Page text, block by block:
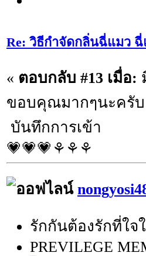
Re: วิธีกำจัดกลิ่นฉี่แมว
« ตอบกลับ #13 เมื่อ:
ขอบคุณมากๆนะครับ
บันทึกการเข้า
💗💗💗⚘⚘⚘
รักกันต้องรักที่ใจ
PREVILEGE